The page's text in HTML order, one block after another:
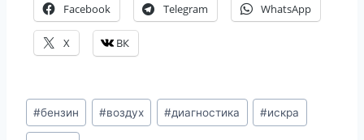
Facebook Telegram WhatsApp
X ВК
Метки
записи:
#бензин #воздух #диагностика #искра